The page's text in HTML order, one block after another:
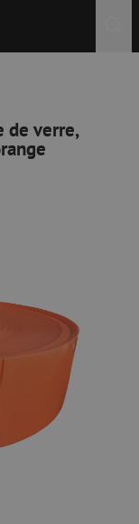
de verre,